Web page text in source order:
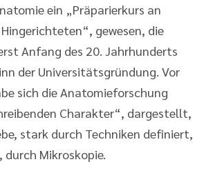
ein „Präparierkurs an
gewesen, die
Anfang des 20. Jahrhunderts
der Universitätsgründung. Vor
sich die Anatomieforschung
Charakter“, dargestellt,
stark durch Techniken definiert,
Mikroskopie.